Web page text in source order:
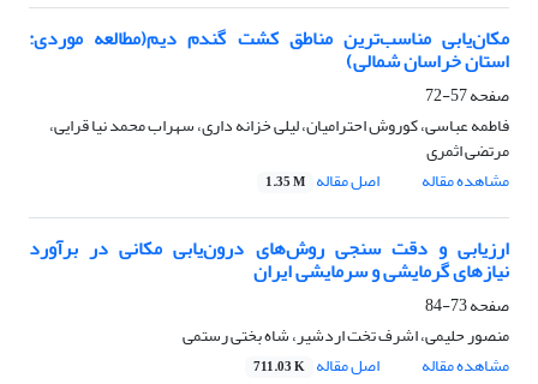
مکان‌یابی مناسب‌ترین مناطق کشت گندم دیم(مطالعه موردی:
استان خراسان شمالی)
صفحه57-72
فاطمه عباسی، کوروش احترامیان، لیلی خزانه داری، سهراب محمد نیا قرایی،
مرتضی اثمری
مشاهده مقاله
اصل مقاله 1.35 M
ارزیابی و دقت سنجی روش‌های درون‌یابی مکانی در برآورد
نیازهای گرمایشی و سرمایشی ایران
صفحه73-84
منصور حلیمی، اشرف تخت اردشیر، شاه بختی رستمی
مشاهده مقاله
اصل مقاله 711.03 K